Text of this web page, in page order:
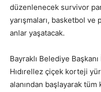
düzenlenecek survivor
yarışmaları, basketbol ve
anlar yaşatacak.
Bayraklı Belediye Başkanı
Hıdırellez çiçek korteji
alanından başlayarak